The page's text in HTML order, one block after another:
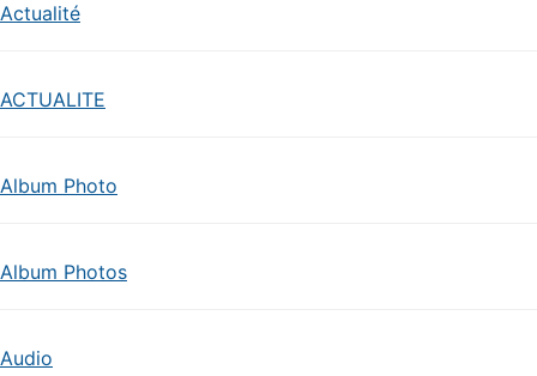
Actualité
ACTUALITE
Album Photo
Album Photos
Audio